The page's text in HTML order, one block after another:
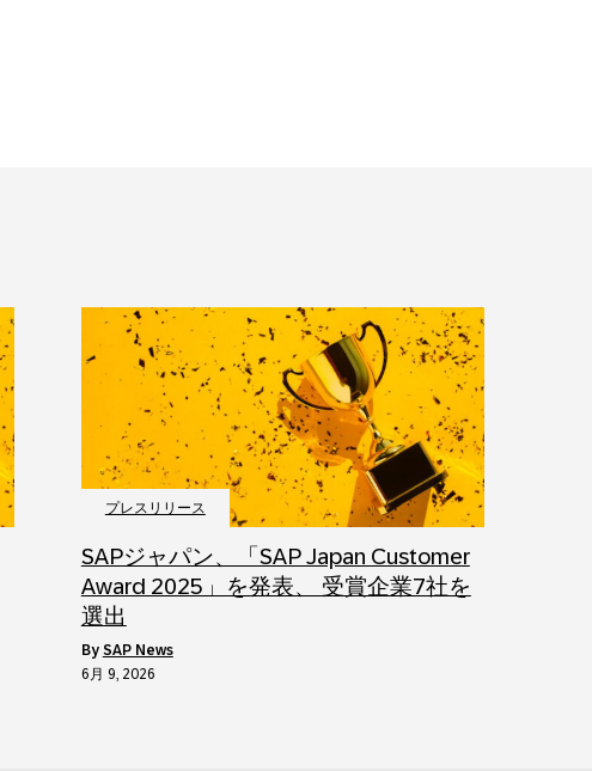
プレスリリース
SAPジャパン、「SAP Japan Customer
Award 2025」を発表、 受賞企業7社を
選出
by SAP News
6月 9, 2026